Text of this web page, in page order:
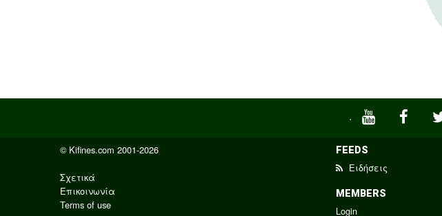
·
© Kifines.com 2001-2026
Σχετικά
Επικοινωνία
Terms of use
FEEDS
Ειδήσεις
MEMBERS
Login